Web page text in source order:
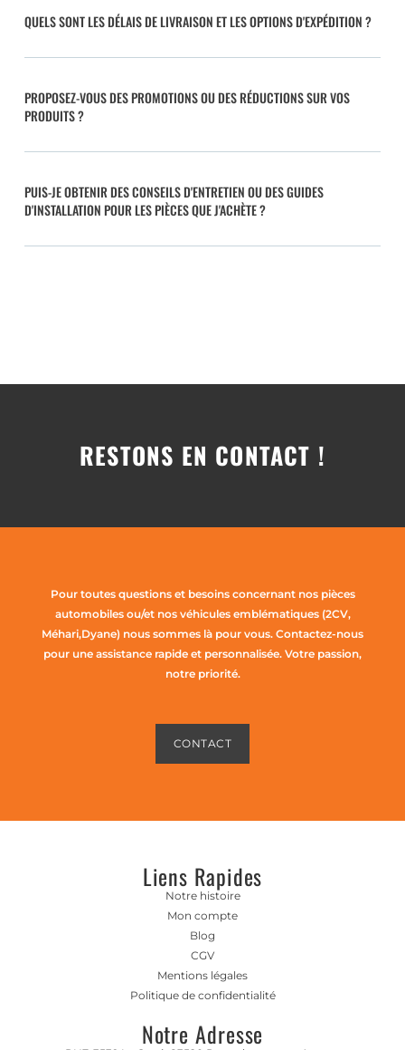
QUELS SONT LES DÉLAIS DE LIVRAISON ET LES OPTIONS D'EXPÉDITION ?
PROPOSEZ-VOUS DES PROMOTIONS OU DES RÉDUCTIONS SUR VOS
PRODUITS ?
PUIS-JE OBTENIR DES CONSEILS D'ENTRETIEN OU DES GUIDES
D'INSTALLATION POUR LES PIÈCES QUE J'ACHÈTE ?
RESTONS EN CONTACT !
Pour toutes questions et besoins concernant nos pièces
automobiles ou/et nos véhicules emblématiques (2CV,
Méhari,Dyane) nous sommes là pour vous. Contactez-nous
pour une assistance rapide et personnalisée. Votre passion,
notre priorité.
CONTACT
Liens Rapides
Notre histoire
Mon compte
Blog
CGV
Mentions légales
Politique de confidentialité
Notre Adresse